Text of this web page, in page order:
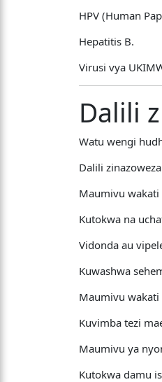
HPV (Human
Hepatitis B.
Virusi vya
Dalili
Watu wengi
Dalili
Maumivu wakati
Kutokwa na
Vidonda au
Kuwashwa
Maumivu
Kuvimba tezi
Maumivu ya
Kutokwa damu